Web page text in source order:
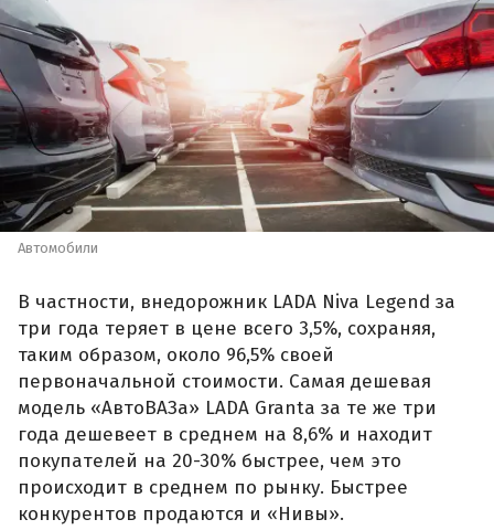
Автомобили
В частности, внедорожник LADA Niva Legend за
три года теряет в цене всего 3,5%, сохраняя,
таким образом, около 96,5% своей
первоначальной стоимости. Самая дешевая
модель «АвтоВАЗа» LADA Granta за те же три
года дешевеет в среднем на 8,6% и находит
покупателей на 20-30% быстрее, чем это
происходит в среднем по рынку. Быстрее
конкурентов продаются и «Нивы».